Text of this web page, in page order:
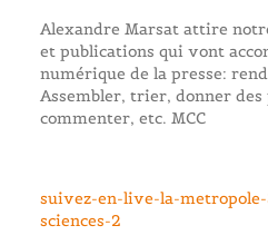
Alexandre Marsat attire
et publications qui vont
numérique de la presse:
Assembler, trier, donner
commenter, etc. MCC
suivez-en-live-la-
sciences-2